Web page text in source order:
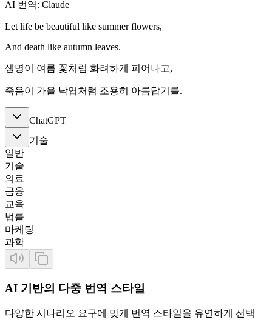
AI 번역: Claude
Let life be beautiful like summer flowers,
And death like autumn leaves.
생명이 여름 꽃처럼 화려하게 피어나고,
죽음이 가을 낙엽처럼 조용히 아름답기를.
ChatGPT
기술
일반
기술
의료
금융
교육
법률
마케팅
과학
AI 기반의 다중 번역 스타일
다양한 시나리오 요구에 맞게 번역 스타일을 유연하게 선택